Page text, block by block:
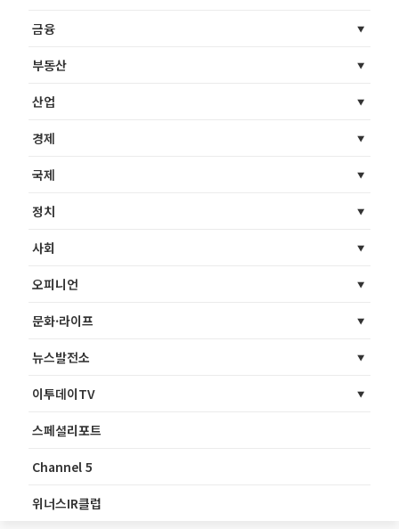
금융
부동산
산업
경제
국제
정치
사회
오피니언
문화·라이프
뉴스발전소
이투데이TV
스페셜리포트
Channel 5
위너스IR클럽